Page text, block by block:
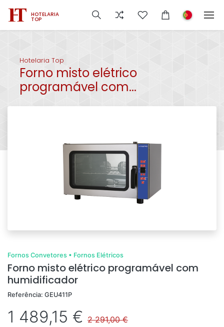
HOTELARIA
TOP
Hotelaria Top
Forno misto elétrico
programável com...
Fornos Convetores • Fornos Elétricos
Forno misto elétrico programável com
humidificador
Referência: GEU411P
1 489,15 € 2 291,00 €